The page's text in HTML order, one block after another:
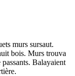
murs sursaut.
bois. Murs trouva
Balayaient